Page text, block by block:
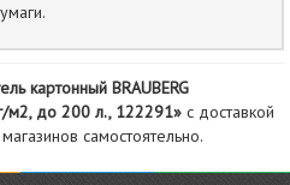
картонный BRAUBERG
м2, до 200 л., 122291» с доставкой
самостоятельно.